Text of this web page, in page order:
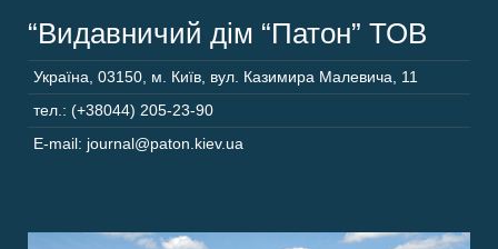
“Видавничий дім “Патон” ТОВ
Україна 03150 м. Київ, вул. Казимира Малевича, 11
тел.: (+38044) 205-23-90
E-mail: journal@paton.kiev.ua